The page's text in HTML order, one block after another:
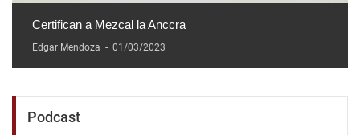
Certifican a Mezcal la Anccra
Edgar Mendoza - 01/03/2023
Podcast